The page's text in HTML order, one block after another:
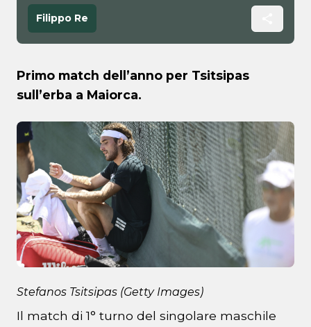
Filippo Re
Primo match dell’anno per Tsitsipas
sull’erba a Maiorca.
Stefanos Tsitsipas (Getty Images)
Il match di 1° turno del singolare maschile